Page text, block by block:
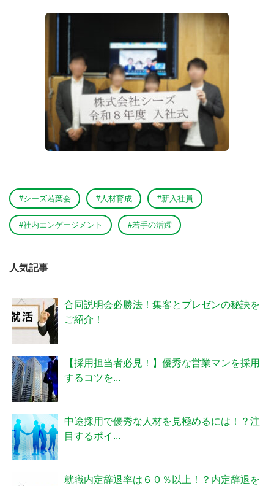
#シーズ若葉会 #人材育成 #新入社員
#社内エンゲージメント #若手の活躍
人気記事
合同説明会必勝法！集客とプレゼンの秘訣を
ご紹介！
【採用担当者必見！】優秀な営業マンを採用
するコツを...
中途採用で優秀な人材を見極めるには！？注
目するポイ...
就職内定辞退率は６０％以上！？内定辞退を